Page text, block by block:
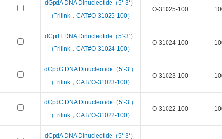
dGpdA DNA Dinucleotide（5‘-3‘）
（Trilink，CAT#O-31025-100）
O-31025-100
dCpdT DNA Dinucleotide（5‘-3‘）
（Trilink，CAT#O-31024-100）
O-31024-100
dCpdG DNA Dinucleotide（5‘-3‘）
（Trilink，CAT#O-31023-100）
O-31023-100
dCpdC DNA Dinucleotide（5‘-3‘）
（Trilink，CAT#O-31022-100）
O-31022-100
dCpdA DNA Dinucleotide（5‘-3‘）